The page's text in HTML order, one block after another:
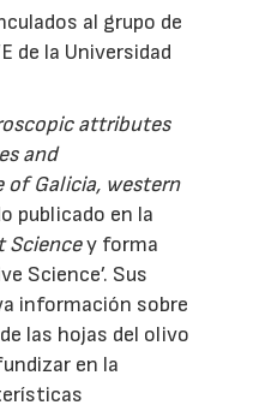
al grupo de
de la Universidad
attributes
and
of Galicia, western
publicado en la
Sciencey forma
Science’. Sus
información sobre
las hojas del olivo
en la